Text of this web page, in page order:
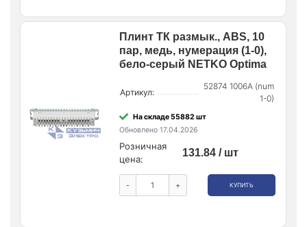
Плинт ТК размык., ABS, 10
пар, медь, нумерация (1-0),
бело-серый NETKO Optima
Артикул:
52874 1006A (num
1-0)
На складе 55882 шт
Обновлено 17.04.2026
Розничная
цена:
131.84 / шт
- + КУПИТЬ